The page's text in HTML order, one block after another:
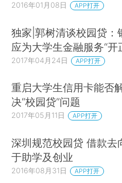
2016年01月08日 APP打开
独家|郭树清谈校园贷：
应为大学生金融服务“开
2017年04月24日 APP打开
重启大学生信用卡能否
决“校园贷”问题
2017年05月11日 APP打开
深圳规范校园贷 借款去
于助学及创业
2016年08月31日 APP打开